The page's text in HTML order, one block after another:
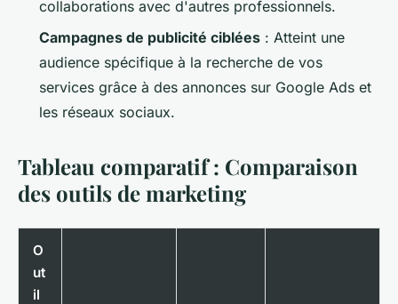
collaborations avec d'autres professionnels.
Campagnes de publicité ciblées : Atteint une
audience spécifique à la recherche de vos
services grâce à des annonces sur Google Ads et
les réseaux sociaux.
Tableau comparatif : Comparaison
des outils de marketing
O
ut
il